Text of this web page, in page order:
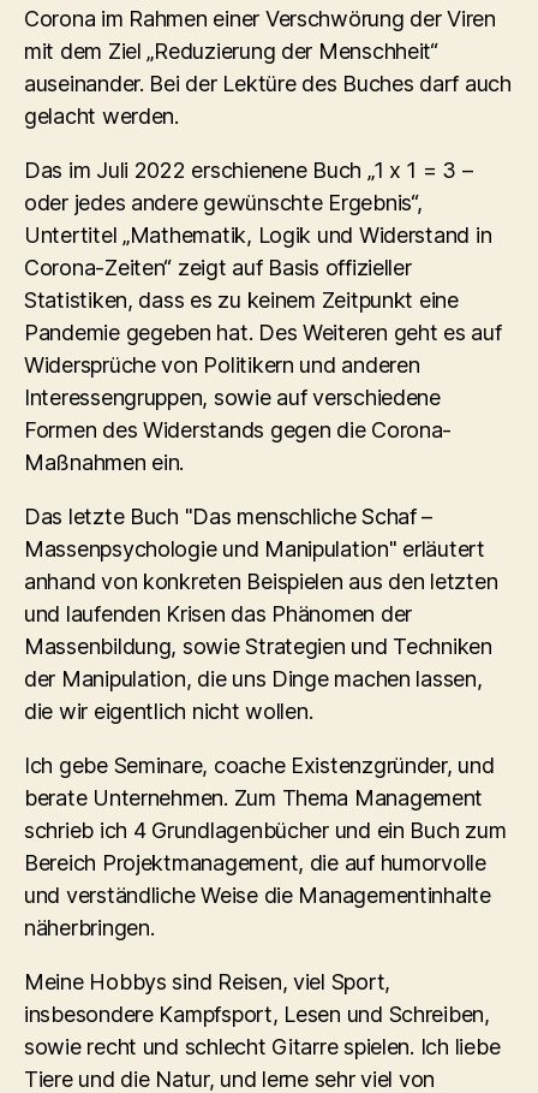
Corona im Rahmen einer Verschwörung der Viren
mit dem Ziel „Reduzierung der Menschheit“
auseinander. Bei der Lektüre des Buches darf auch
gelacht werden.
Das im Juli 2022 erschienene Buch „1 x 1 = 3 –
oder jedes andere gewünschte Ergebnis“,
Untertitel „Mathematik, Logik und Widerstand in
Corona-Zeiten“ zeigt auf Basis offizieller
Statistiken, dass es zu keinem Zeitpunkt eine
Pandemie gegeben hat. Des Weiteren geht es auf
Widersprüche von Politikern und anderen
Interessengruppen, sowie auf verschiedene
Formen des Widerstands gegen die Corona-
Maßnahmen ein.
Das letzte Buch "Das menschliche Schaf –
Massenpsychologie und Manipulation" erläutert
anhand von konkreten Beispielen aus den letzten
und laufenden Krisen das Phänomen der
Massenbildung, sowie Strategien und Techniken
der Manipulation, die uns Dinge machen lassen,
die wir eigentlich nicht wollen.
Ich gebe Seminare, coache Existenzgründer, und
berate Unternehmen. Zum Thema Management
schrieb ich 4 Grundlagenbücher und ein Buch zum
Bereich Projektmanagement, die auf humorvolle
und verständliche Weise die Managementinhalte
näherbringen.
Meine Hobbys sind Reisen, viel Sport,
insbesondere Kampfsport, Lesen und Schreiben,
sowie recht und schlecht Gitarre spielen. Ich liebe
Tiere und die Natur, und lerne sehr viel von